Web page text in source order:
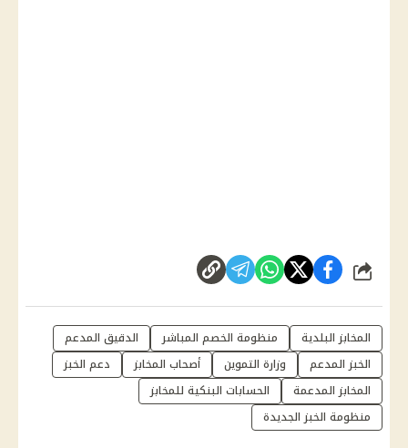
شارك
المخابز البلدية منظومة الخصم المباشر
الدقيق المدعم
الخبز المدعم
وزارة التموين أصحاب المخابز
دعم الخبز
المخابز المدعمة
الحسابات البنكية للمخابز
منظومة الخبز الجديدة